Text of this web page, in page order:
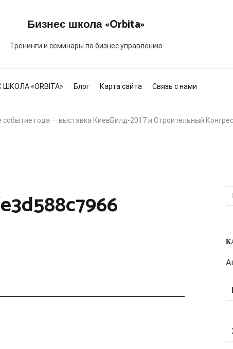
Бизнес школа «Orbita»
Тренинги и семинары по бизнес управлению
ШКОЛА «ORBITA» Блог Карта сайта Связь с нами
событие года — выставка КиевБилд-2017 и Строительный